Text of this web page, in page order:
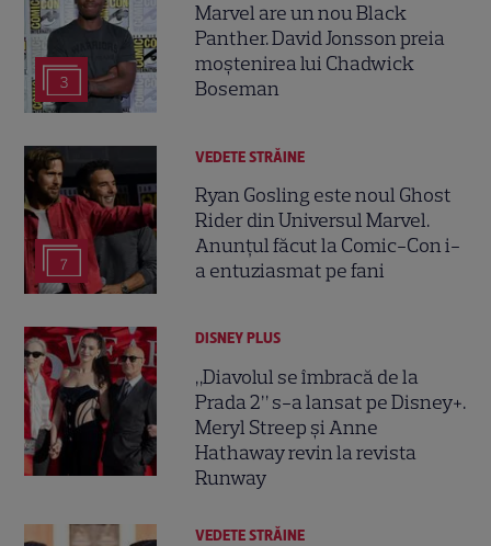
3
Marvel are un nou Black
Panther. David Jonsson preia
moștenirea lui Chadwick
Boseman
7
VEDETE STRĂINE
Ryan Gosling este noul Ghost
Rider din Universul Marvel.
Anunțul făcut la Comic-Con i-
a entuziasmat pe fani
DISNEY PLUS
„Diavolul se îmbracă de la
Prada 2” s-a lansat pe Disney+.
Meryl Streep și Anne
Hathaway revin la revista
Runway
VEDETE STRĂINE